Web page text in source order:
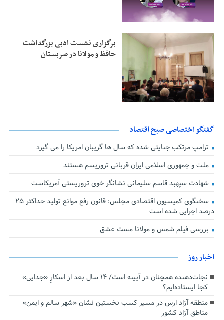
برگزاری نشست ادبی بزرگداشت
حافظ و مولانا در صربستان
گفتگو اختصاصی صبح اقتصاد
ترامپ مرتکب جنایتی شده که سال ها گریبان امریکا را می گیرد
ملت و جمهوری اسلامی ایران قربانی تروریسم هستند
شهادت سپهبد قاسم سلیمانی نشانگر خوی تروریستی آمریکاست
سخنگوی کمیسیون اقتصادی مجلس: قانون رفع موانع تولید حداکثر ۲۵
درصد اجرایی شده است
بررسی فیلم شمس و مولانا مست عشق
اخبار روز
نجات‌دهنده‌ همچنان در آیینه است/ ۱۴ سال بعد از اسکارِ «جدایی»
کجا ایستاده‌ایم؟
منطقه آزاد ارس در مسیر کسب نخستین نشان «شهر سالم و ایمن»
مناطق آزاد کشور